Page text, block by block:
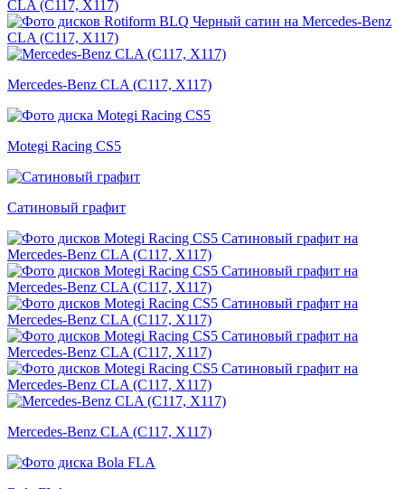
Mercedes-Benz CLA (C117, X117)
Motegi Racing CS5
Сатиновый графит
Mercedes-Benz CLA (C117, X117)